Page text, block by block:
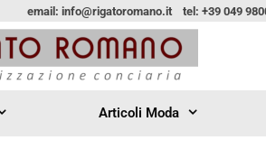
email: info@rigatoromano.it tel: +39 049
Articoli Moda